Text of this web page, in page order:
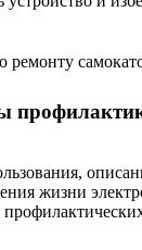
жизни